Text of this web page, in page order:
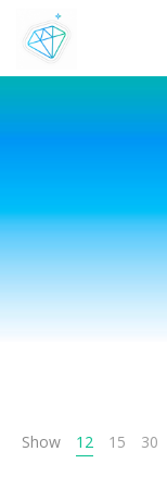
Show 12 15 30